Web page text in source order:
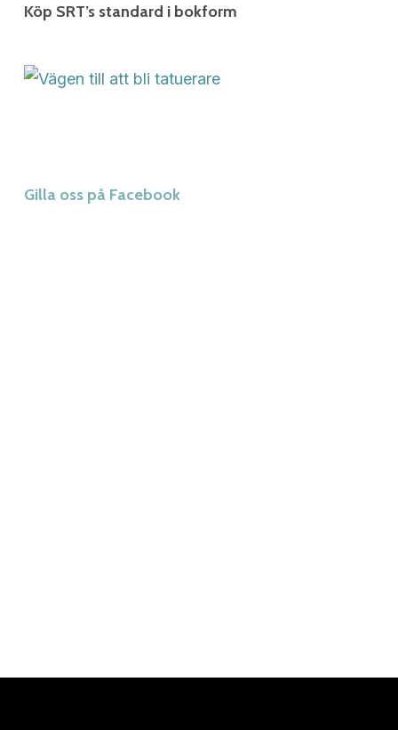
Köp SRT’s standard i bokform
Gilla oss på Facebook